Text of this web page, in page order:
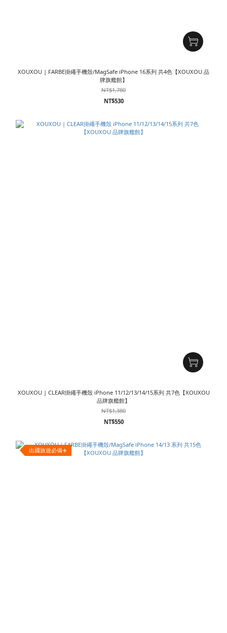
XOUXOU | FARBE掛繩手機殼/MagSafe iPhone 16系列 共4色【XOUXOU 品
牌旗艦館】
NT$1,780
NT$530
XOUXOU | CLEAR掛繩手機殼 iPhone 11/12/13/14/15系列 共7色【XOUXOU
品牌旗艦館】
NT$1,380
NT$550
出國旅遊必備✈️